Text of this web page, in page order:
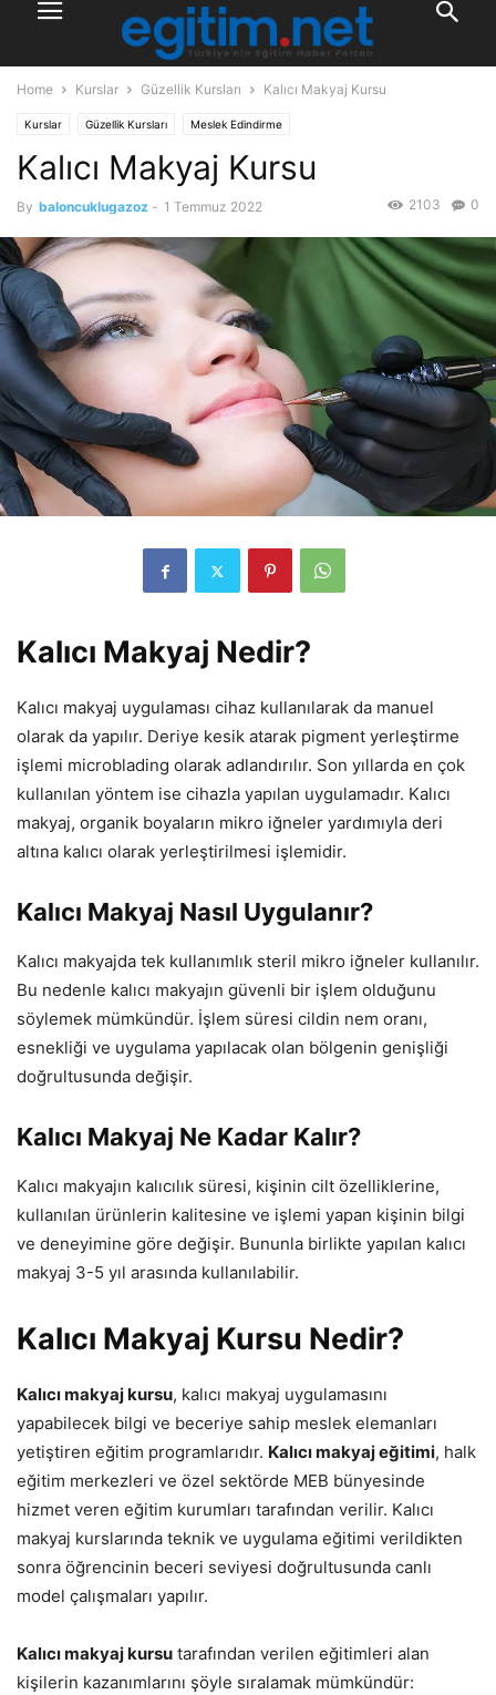
Home Kurslar Güzellik Kursları Kalıcı Makyaj Kursu
Kurslar Güzellik Kursları Meslek Edindirme
Kalıcı Makyaj Kursu
By baloncuklugazoz - 1 Temmuz 2022 0
2103
Kalıcı Makyaj Nedir?
Kalıcı makyaj uygulaması cihaz kullanılarak da manuel
olarak da yapılır. Deriye kesik atarak pigment yerleştirme
işlemi microblading olarak adlandırılır. Son yıllarda en çok
kullanılan yöntem ise cihazla yapılan uygulamadır. Kalıcı
makyaj, organik boyaların mikro iğneler yardımıyla deri
altına kalıcı olarak yerleştirilmesi işlemidir.
Kalıcı Makyaj Nasıl Uygulanır?
Kalıcı makyajda tek kullanımlık steril mikro iğneler kullanılır.
Bu nedenle kalıcı makyajın güvenli bir işlem olduğunu
söylemek mümkündür. İşlem süresi cildin nem oranı,
esnekliği ve uygulama yapılacak olan bölgenin genişliği
doğrultusunda değişir.
Kalıcı Makyaj Ne Kadar Kalır?
Kalıcı makyajın kalıcılık süresi, kişinin cilt özelliklerine,
kullanılan ürünlerin kalitesine ve işlemi yapan kişinin bilgi
ve deneyimine göre değişir. Bununla birlikte yapılan kalıcı
makyaj 3-5 yıl arasında kullanılabilir.
Kalıcı Makyaj Kursu Nedir?
Kalıcı makyaj kursu, kalıcı makyaj uygulamasını
yapabilecek bilgi ve beceriye sahip meslek elemanları
yetiştiren eğitim programlarıdır. Kalıcı makyaj eğitimi, halk
eğitim merkezleri ve özel sektörde MEB bünyesinde
hizmet veren eğitim kurumları tarafından verilir. Kalıcı
makyaj kurslarında teknik ve uygulama eğitimi verildikten
sonra öğrencinin beceri seviyesi doğrultusunda canlı
model çalışmaları yapılır.
Kalıcı makyaj kursu tarafından verilen eğitimleri alan
kişilerin kazanımlarını şöyle sıralamak mümkündür: